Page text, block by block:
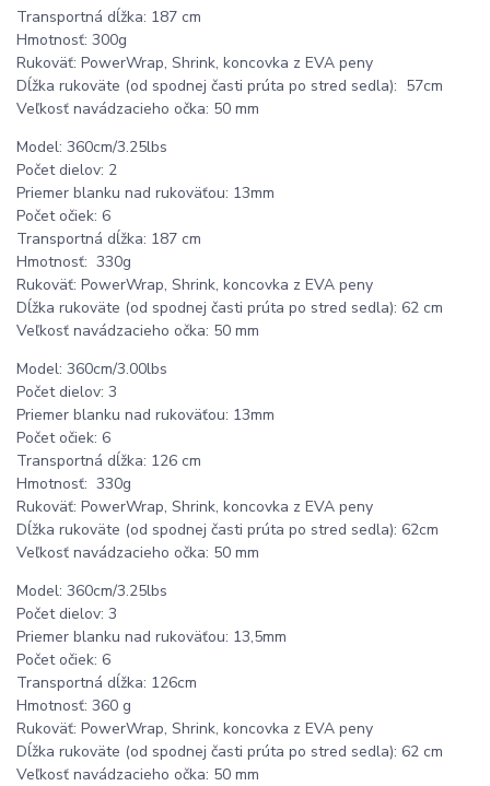
Transportná dĺžka: 187 cm
Hmotnosť: 300g
Rukoväť: PowerWrap, Shrink, koncovka z EVA peny
Dĺžka rukoväte (od spodnej časti prúta po stred sedla): 57cm
Veľkosť navádzacieho očka: 50 mm
Model: 360cm/3.25lbs
Počet dielov: 2
Priemer blanku nad rukoväťou: 13mm
Počet očiek: 6
Transportná dĺžka: 187 cm
Hmotnosť: 330g
Rukoväť: PowerWrap, Shrink, koncovka z EVA peny
Dĺžka rukoväte (od spodnej časti prúta po stred sedla): 62 cm
Veľkosť navádzacieho očka: 50 mm
Model: 360cm/3.00lbs
Počet dielov: 3
Priemer blanku nad rukoväťou: 13mm
Počet očiek: 6
Transportná dĺžka: 126 cm
Hmotnosť: 330g
Rukoväť: PowerWrap, Shrink, koncovka z EVA peny
Dĺžka rukoväte (od spodnej časti prúta po stred sedla): 62cm
Veľkosť navádzacieho očka: 50 mm
Model: 360cm/3.25lbs
Počet dielov: 3
Priemer blanku nad rukoväťou: 13,5mm
Počet očiek: 6
Transportná dĺžka: 126cm
Hmotnosť: 360 g
Rukoväť: PowerWrap, Shrink, koncovka z EVA peny
Dĺžka rukoväte (od spodnej časti prúta po stred sedla): 62 cm
Veľkosť navádzacieho očka: 50 mm